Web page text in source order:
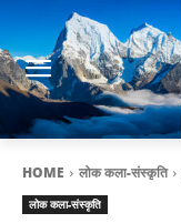
HOME लोक कला-संस्कृति
लोक कला-संस्कृति